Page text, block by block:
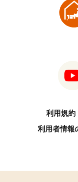
利用規約
利用者情報